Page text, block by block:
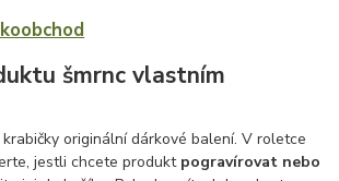
šmrnc vlastním
originální dárkové balení. V roletce
jestli chcete produkt pogravírovat nebo